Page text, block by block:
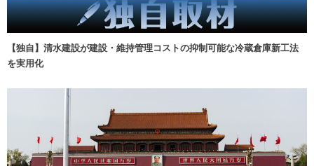
【独自】清水建設が建設・維持管理コストの抑制可能な冷蔵倉庫新工法
を実用化